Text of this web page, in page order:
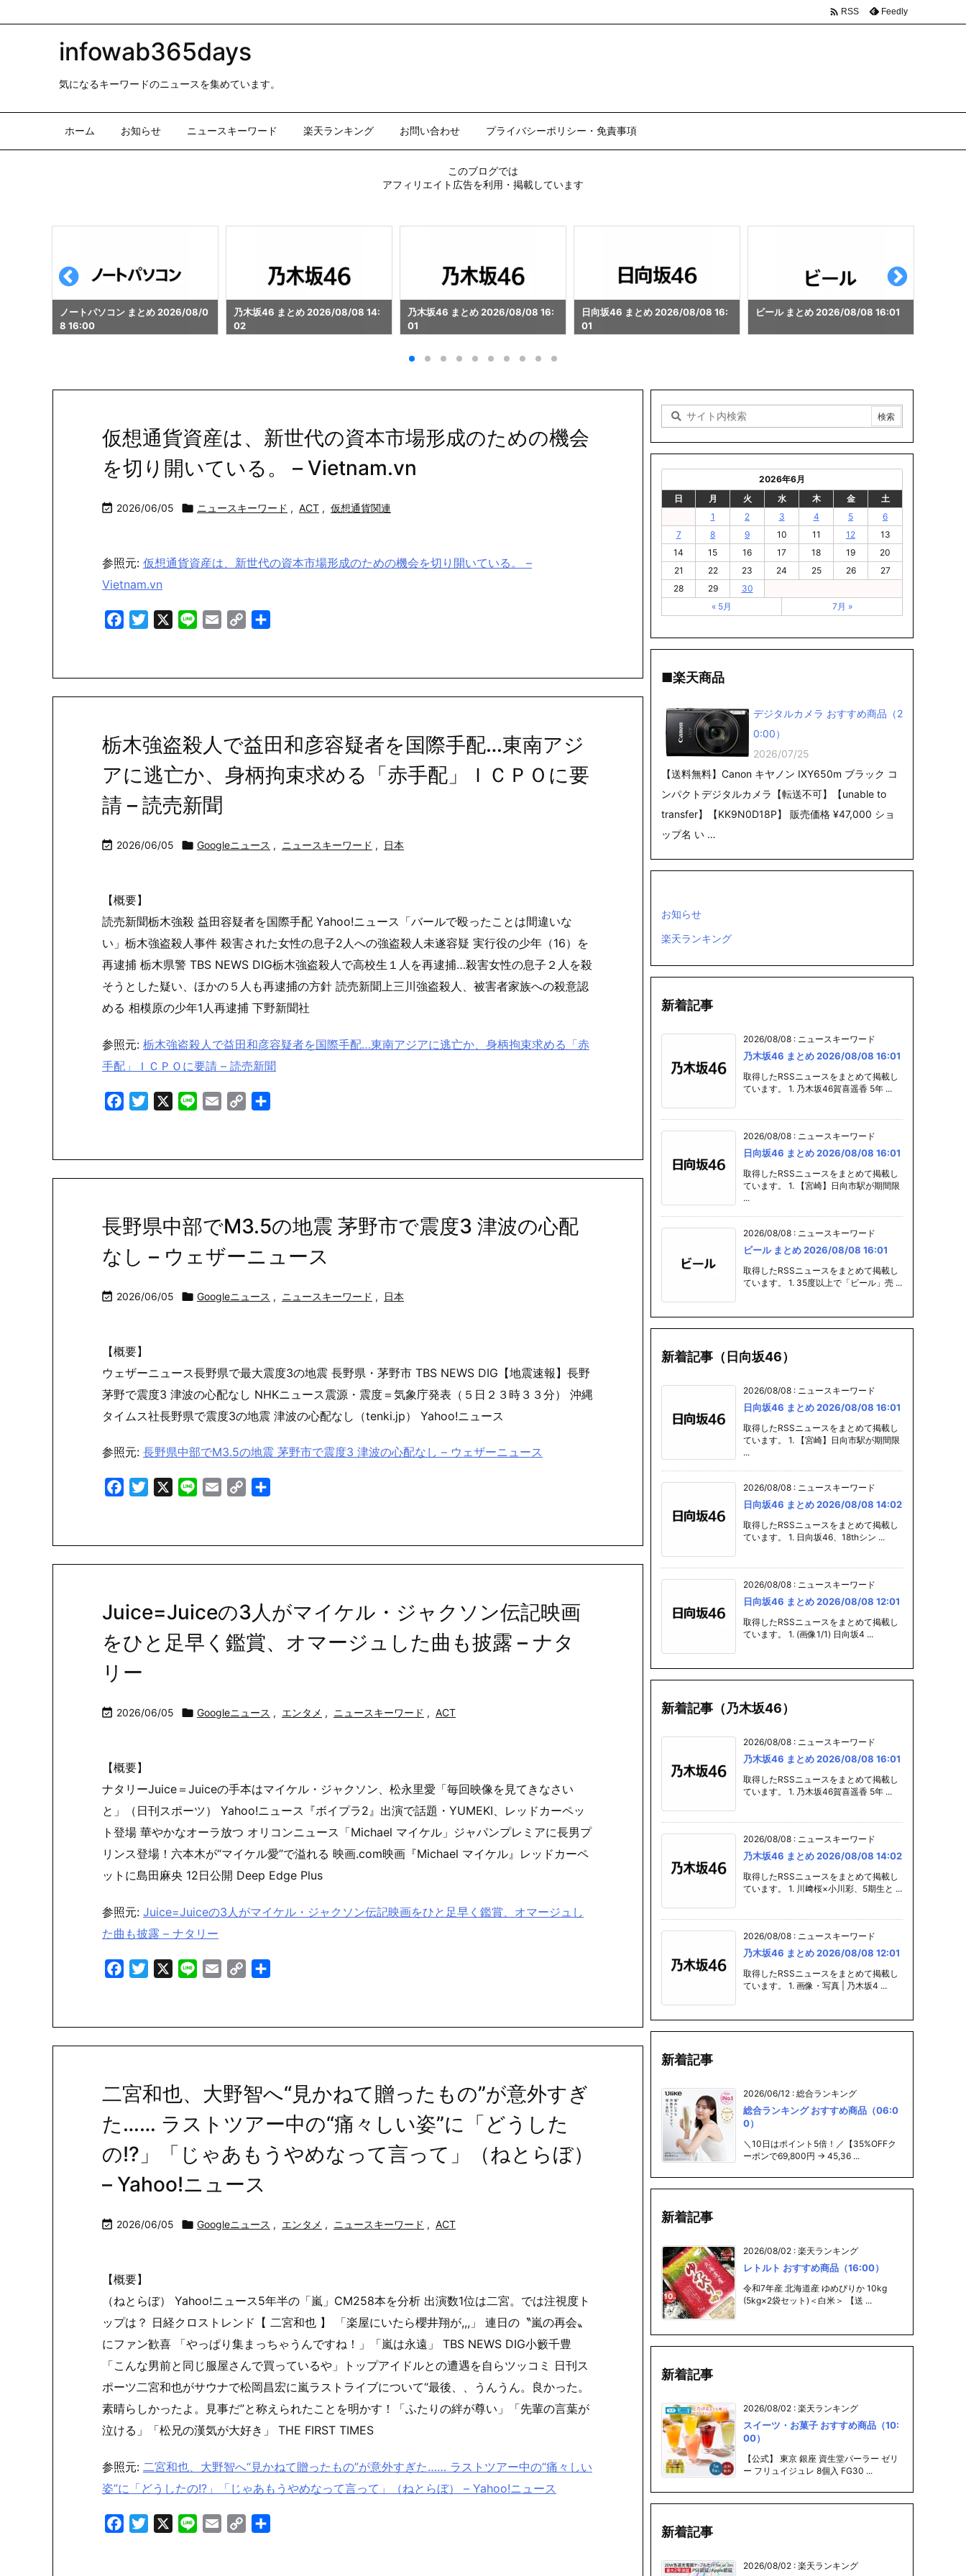
infowab365days
気になるキーワードのニュースを集めています。
ホーム お知らせ ニュースキーワード 楽天ランキング お問い合わせ プライバシーポリシー・免責事項
 RSS Feedly
このブログでは
アフィリエイト広告を利用・掲載しています
乃木坂46 まとめ 2026/08/08 14:
02
乃木坂46 まとめ 2026/08/08 16:
01
日向坂46 まとめ 2026/08/08 16:
01
ビール まとめ 2026/08/08 16:01 秋葉原 まとめ 2026/08/08 16:00
仮想通貨資産は、新世代の資本市場形成のための機会
を切り開いている。 – Vietnam.vn
 2026/06/05  ニュースキーワード , ACT , 仮想通貨関連
参照元: 仮想通貨資産は、新世代の資本市場形成のための機会を切り開いている。 –
Vietnam.vn
FacebookTwitter Line Email
Copy
栃木強盗殺人で益田和彦容疑者を国際手配…東南アジ
アに逃亡か、身柄拘束求める「赤手配」ＩＣＰＯに要
請 – 読売新聞
 2026/06/05  Googleニュース , ニュースキーワード , 日本
【概要】
読売新聞栃木強殺 益田容疑者を国際手配 Yahoo!ニュース「バールで殴ったことは間違いな
い」栃木強盗殺人事件 殺害された女性の息子2人への強盗殺人未遂容疑 実行役の少年（16）を
再逮捕 栃木県警 TBS NEWS DIG栃木強盗殺人で高校生１人を再逮捕…殺害女性の息子２人を殺
そうとした疑い、ほかの５人も再逮捕の方針 読売新聞上三川強盗殺人、被害者家族への殺意認
める 相模原の少年1人再逮捕 下野新聞社
参照元: 栃木強盗殺人で益田和彦容疑者を国際手配…東南アジアに逃亡か、身柄拘束求める「赤
手配」ＩＣＰＯに要請 – 読売新聞
FacebookTwitter Line Email
Copy
長野県中部でM3.5の地震 茅野市で震度3 津波の心配
なし – ウェザーニュース
 2026/06/05  Googleニュース , ニュースキーワード , 日本
【概要】
ウェザーニュース長野県で最大震度3の地震 長野県・茅野市 TBS NEWS DIG【地震速報】長野
茅野で震度3 津波の心配なし NHKニュース震源・震度＝気象庁発表（５日２３時３３分） 沖縄
タイムス社長野県で震度3の地震 津波の心配なし（tenki.jp） Yahoo!ニュース
参照元: 長野県中部でM3.5の地震 茅野市で震度3 津波の心配なし – ウェザーニュース
FacebookTwitter Line Email
Copy
Juice=Juiceの3人がマイケル・ジャクソン伝記映画
をひと足早く鑑賞、オマージュした曲も披露 – ナタ
リー
 2026/06/05  Googleニュース , エンタメ , ニュースキーワード , ACT
【概要】
ナタリーJuice＝Juiceの手本はマイケル・ジャクソン、松永里愛「毎回映像を見てきなさい
と」（日刊スポーツ） Yahoo!ニュース『ボイプラ2』出演で話題・YUMEKI、レッドカーペッ
ト登場 華やかなオーラ放つ オリコンニュース「Michael マイケル」ジャパンプレミアに長男プ
リンス登場！六本木が“マイケル愛”で溢れる 映画.com映画『Michael マイケル』レッドカーペ
ットに島田麻央 12日公開 Deep Edge Plus
参照元: Juice=Juiceの3人がマイケル・ジャクソン伝記映画をひと足早く鑑賞、オマージュし
た曲も披露 – ナタリー
FacebookTwitter Line Email
Copy
二宮和也、大野智へ“見かねて贈ったもの”が意外すぎ
た…… ラストツアー中の“痛々しい姿”に「どうした
の!?」「じゃあもうやめなって言って」（ねとらぼ）
– Yahoo!ニュース
 2026/06/05  Googleニュース , エンタメ , ニュースキーワード , ACT
【概要】
（ねとらぼ） Yahoo!ニュース5年半の「嵐」CM258本を分析 出演数1位は二宮。では注視度ト
ップは？ 日経クロストレンド【 二宮和也 】 「楽屋にいたら櫻井翔が,,,」 連日の〝嵐の再会〟
にファン歓喜 「やっぱり集まっちゃうんですね！」「嵐は永遠」 TBS NEWS DIG小籔千豊
「こんな男前と同じ服屋さんで買っているや」トップアイドルとの遭遇を自らツッコミ 日刊ス
ポーツ二宮和也がサウナで松岡昌宏に嵐ラストライブについて“最後、、うんうん。良かった。
素晴らしかったよ。見事だ”と称えられたことを明かす！「ふたりの絆が尊い」「先輩の言葉が
泣ける」「松兄の漢気が大好き」 THE FIRST TIMES
参照元: 二宮和也、大野智へ“見かねて贈ったもの”が意外すぎた…… ラストツアー中の“痛々しい
姿”に「どうしたの!?」「じゃあもうやめなって言って」（ねとらぼ） – Yahoo!ニュース
FacebookTwitter Line Email
Copy
2026年6月
日
月 火 水 木 金
土
1
2 3 4 5
6
7
8 9 10 11 12
13
14
15 16 17 18 19
20
21
22 23 24 25 26
27
28
29
30
« 5月
7月 »
■楽天商品
デジタルカメラ おすすめ商品（2
0:00）
2026/07/25
【送料無料】Canon キヤノン IXY650m ブラック コ
ンパクトデジタルカメラ【転送不可】【unable to
transfer】【KK9N0D18P】 販売価格 ¥47,000 ショ
ップ名 い …
お知らせ
楽天ランキング
新着記事
2026/08/08 : ニュースキーワード
乃木坂46 まとめ 2026/08/08 16:01
取得したRSSニュースをまとめて掲載し
ています。 1. 乃木坂46賀喜遥香 5年 ...
2026/08/08 : ニュースキーワード
日向坂46 まとめ 2026/08/08 16:01
取得したRSSニュースをまとめて掲載し
ています。 1. 【宮崎】日向市駅が期間限
...
2026/08/08 : ニュースキーワード
ビール まとめ 2026/08/08 16:01
取得したRSSニュースをまとめて掲載し
ています。 1. 35度以上で「ビール」売 ...
新着記事（日向坂46）
2026/08/08 : ニュースキーワード
日向坂46 まとめ 2026/08/08 16:01
取得したRSSニュースをまとめて掲載し
ています。 1. 【宮崎】日向市駅が期間限
...
2026/08/08 : ニュースキーワード
日向坂46 まとめ 2026/08/08 14:02
取得したRSSニュースをまとめて掲載し
ています。 1. 日向坂46、18thシン ...
2026/08/08 : ニュースキーワード
日向坂46 まとめ 2026/08/08 12:01
取得したRSSニュースをまとめて掲載し
ています。 1. (画像1/1) 日向坂4 ...
新着記事（乃木坂46）
2026/08/08 : ニュースキーワード
乃木坂46 まとめ 2026/08/08 16:01
取得したRSSニュースをまとめて掲載し
ています。 1. 乃木坂46賀喜遥香 5年 ...
2026/08/08 : ニュースキーワード
乃木坂46 まとめ 2026/08/08 14:02
取得したRSSニュースをまとめて掲載し
ています。 1. 川﨑桜×小川彩、5期生と ...
2026/08/08 : ニュースキーワード
乃木坂46 まとめ 2026/08/08 12:01
取得したRSSニュースをまとめて掲載し
ています。 1. 画像・写真 | 乃木坂4 ...
新着記事
2026/06/12 : 総合ランキング
総合ランキング おすすめ商品（06:0
0）
＼10日はポイント5倍！／【35%OFFク
ーポンで69,800円 → 45,36 ...
新着記事
2026/08/02 : 楽天ランキング
レトルト おすすめ商品（16:00）
令和7年産 北海道産 ゆめぴりか 10kg
(5kg×2袋セット)＜白米＞ 【送 ...
新着記事
2026/08/02 : 楽天ランキング
スイーツ・お菓子 おすすめ商品（10:
00）
【公式】 東京 銀座 資生堂パーラー ゼリ
ー フリュイジュレ 8個入 FG30 ...
新着記事
2026/08/02 : 楽天ランキング